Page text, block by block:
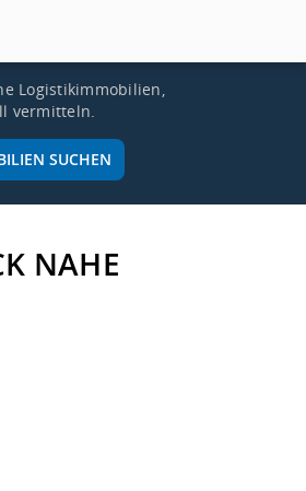
Logistikimmobilien,
vermitteln.
SUCHEN
NAHE